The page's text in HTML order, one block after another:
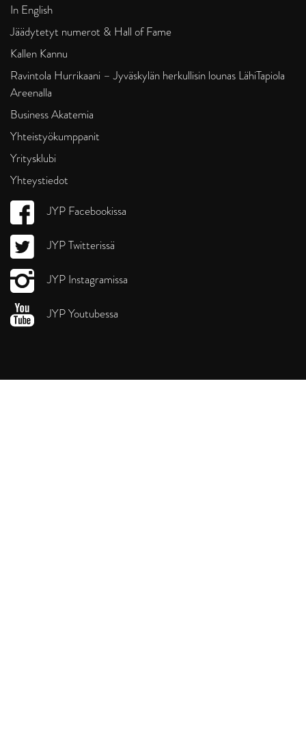
In English
Jäädytetyt numerot & Hall of Fame
Kallen Kannu
Ravintola Hurrikaani – Jyväskylän herkullisin lounas LähiTapiola
Areenalla
Business Akatemia
Yhteistyökumppanit
Yritysklubi
Yhteystiedot
JYP Facebookissa
JYP Twitterissä
JYP Instagramissa
JYP Youtubessa